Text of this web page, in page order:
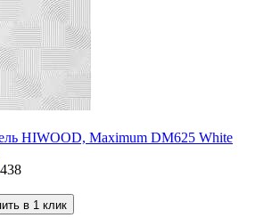
HIWOOD, Maximum DM625 White
в 1 клик